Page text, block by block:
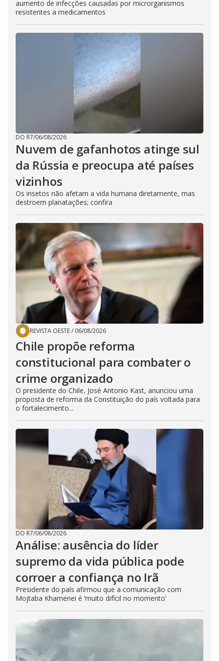
aumento de infecções causadas por microrganismos
resistentes a medicamentos
DO R7/06/08/2026
Nuvem de gafanhotos atinge sul
da Rússia e preocupa até países
vizinhos
Os insetos não afetam a vida humana diretamente, mas
destroem planatações; confira
REVISTA OESTE/ 06/08/2026
Chile propõe reforma
constitucional para combater o
crime organizado
O presidente do Chile, José Antonio Kast, anunciou uma
proposta de reforma da Constituição do país voltada para
o fortalecimento...
DO R7/06/08/2026
Análise: ausência do líder
supremo da vida pública pode
corroer a confiança no Irã
Presidente do país afirmou que a comunicação com
Mojtaba Khamenei é ‘muito difícil no momento’